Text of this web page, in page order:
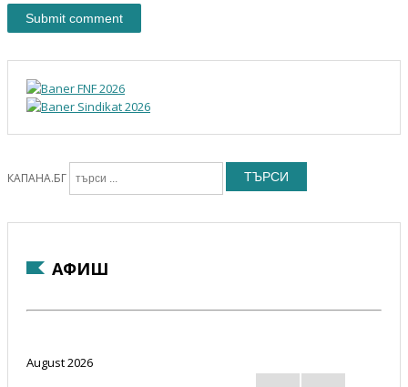
КАПАНА.БГ ТЪРСИ
АФИШ
August 2026